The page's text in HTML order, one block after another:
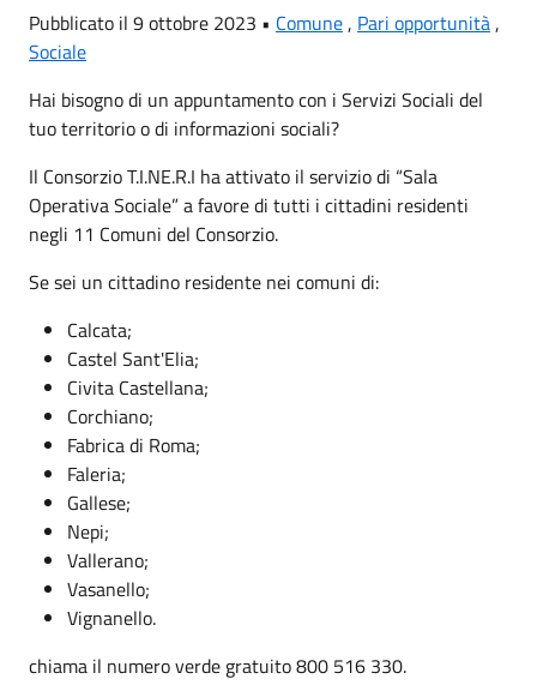
Pubblicato il 9 ottobre 2023 • Comune, Pari opportunità,
Sociale
Hai bisogno di un appuntamento con i Servizi Sociali del
tuo territorio o di informazioni sociali?
Il Consorzio T.I.NE.R.I ha attivato il servizio di “Sala
Operativa Sociale” a favore di tutti i cittadini residenti
negli 11 Comuni del Consorzio.
Se sei un cittadino residente nei comuni di:
Calcata;
Castel Sant'Elia;
Civita Castellana;
Corchiano;
Fabrica di Roma;
Faleria;
Gallese;
Nepi;
Vallerano;
Vasanello;
Vignanello.
chiama il numero verde gratuito 800 516 330.